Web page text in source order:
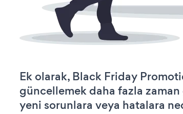
Ek olarak, Black Friday
güncellemek daha fazla
yeni sorunlara veya hatalara